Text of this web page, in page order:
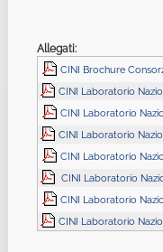
Allegati:
CINI Brochure
CINI Laboratorio
CINI Laboratorio
CINI Laboratorio
CINI Laboratorio
CINI Laboratorio
CINI Laboratorio
CINI Laboratorio